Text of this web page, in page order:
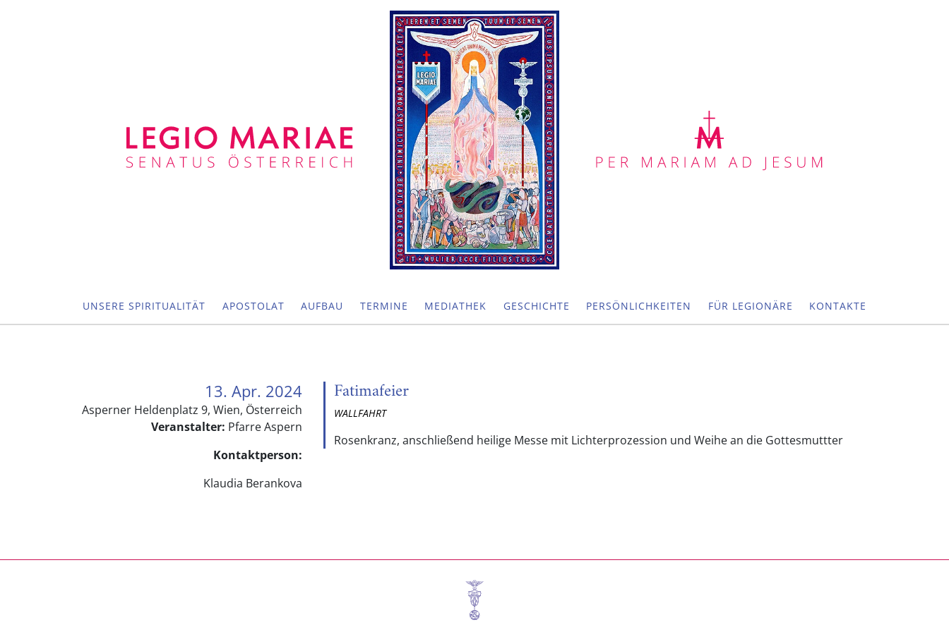
UNSERE SPIRITUALITÄT APOSTOLAT AUFBAU TERMINE MEDIATHEK GESCHICHTE PERSÖNLICHKEITEN FÜR LEGIONÄRE KONTAKTE
13. Apr. 2024
Asperner Heldenplatz 9, Wien, Österreich
Veranstalter: Pfarre Aspern
Kontaktperson:
Klaudia Berankova
Fatimafeier
WALLFAHRT
Rosenkranz, anschließend heilige Messe mit Lichterprozession und Weihe an die Gottesmuttter